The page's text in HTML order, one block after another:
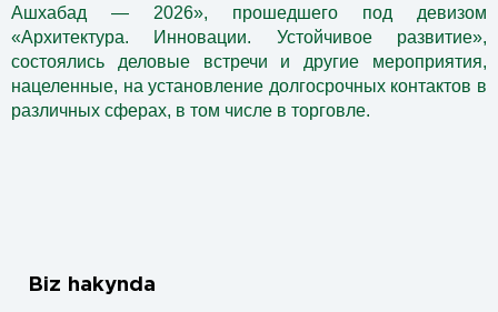
Ашхабад — 2026», прошедшего под девизом
«Архитектура. Инновации. Устойчивое развитие»,
состоялись деловые встречи и другие мероприятия,
нацеленные, на установление долгосрочных контактов в
различных сферах, в том числе в торговле.
Biz hakynda